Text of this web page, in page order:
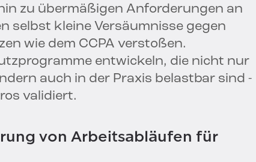
zu übermäßigen Anforderungen an
kleine Versäumnisse gegen
wie dem CCPA verstoßen.
entwickeln, die nicht nur
auch in der Praxis belastbar sind -
validiert.
von Arbeitsabläufen für